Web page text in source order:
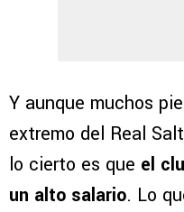
Y aunque muchos
extremo del Real
lo cierto es que el
un alto salario. Lo